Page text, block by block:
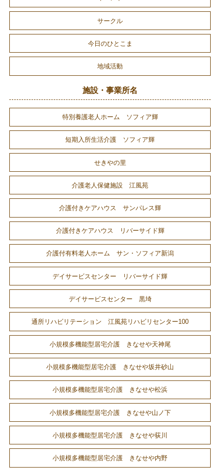
サークル
今日のひとこま
地域活動
施設・事業所名
特別養護老人ホーム ソフィア輝
短期入所生活介護 ソフィア輝
せきやの里
介護老人保健施設 江風苑
介護付きケアハウス サンパレス輝
介護付きケアハウス リバーサイド輝
介護付有料老人ホーム サン・ソフィア新潟
デイサービスセンター リバーサイド輝
デイサービスセンター 黒埼
通所リハビリテーション 江風苑リハビリセンター100
小規模多機能型居宅介護 きなせや天神尾
小規模多機能型居宅介護 きなせや坂井砂山
小規模多機能型居宅介護 きなせや松浜
小規模多機能型居宅介護 きなせや山ノ下
小規模多機能型居宅介護 きなせや荻川
小規模多機能型居宅介護 きなせや内野